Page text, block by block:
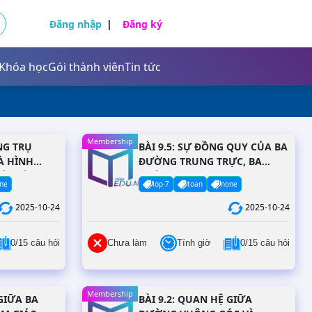
Đăng nhập Đăng ký
Tự nhiên và xã hội
Tiếng Việt
Khoa học tự nhiên
Giáo dục công dân
Tiếng Anh
Sinh học
Giáo dục kinh tế và pháp luật
Sinh học
Khóa họcGói thành viênTin tức
TRỤ
HÌNH
GIÁC
2025-10-24
0/15 câu hỏi
Membership BÀI 9.5: SỰ ĐỒNG QUY CỦA BA
ĐƯỜNG TRUNG TRỰC, BA
ĐƯỜNG CAO
lop-7 toan none
2025-10-24
Chưa làm Tính giờ 0/15 câu hỏi
BA
Membership BÀI 9.2: QUAN HỆ GIỮA